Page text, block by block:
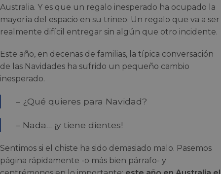
Australia. Y es que un regalo inesperado ha ocupado la
mayoría del espacio en su trineo. Un regalo que va a ser
realmente difícil entregar sin algún que otro incidente.
Este año, en decenas de familias, la típica conversación
de las Navidades ha sufrido un pequeño cambio
inesperado.
– ¿Qué quieres para Navidad?
– Nada… ¡y tiene dientes!
Sentimos si el chiste ha sido demasiado malo. Pasemos
página rápidamente -o más bien párrafo- y